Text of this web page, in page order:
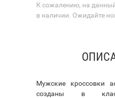
К сожалению, на
в наличии. Ожидайте
Мужские кроссовки
созданы в